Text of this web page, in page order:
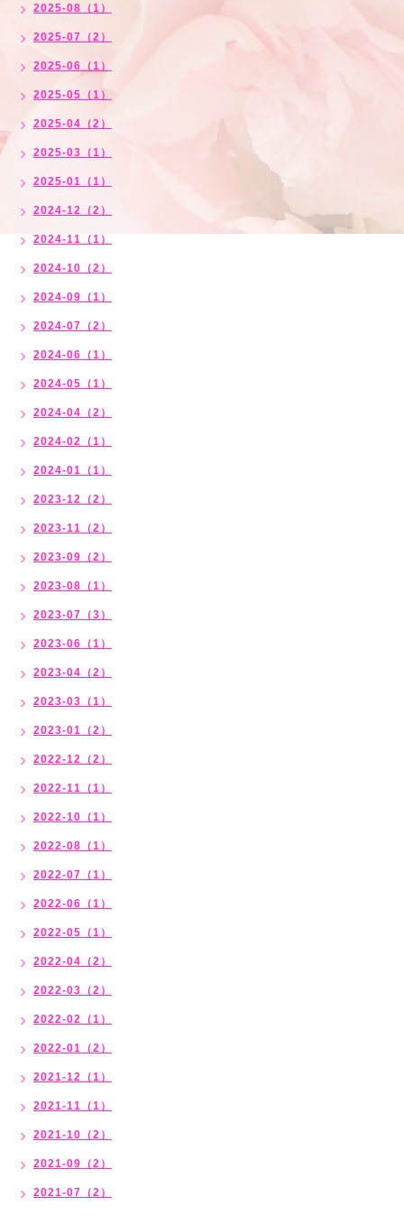
2025-08（1）
2025-07（2）
2025-06（1）
2025-05（1）
2025-04（2）
2025-03（1）
2025-01（1）
2024-12（2）
2024-11（1）
2024-10（2）
2024-09（1）
2024-07（2）
2024-06（1）
2024-05（1）
2024-04（2）
2024-02（1）
2024-01（1）
2023-12（2）
2023-11（2）
2023-09（2）
2023-08（1）
2023-07（3）
2023-06（1）
2023-04（2）
2023-03（1）
2023-01（2）
2022-12（2）
2022-11（1）
2022-10（1）
2022-08（1）
2022-07（1）
2022-06（1）
2022-05（1）
2022-04（2）
2022-03（2）
2022-02（1）
2022-01（2）
2021-12（1）
2021-11（1）
2021-10（2）
2021-09（2）
2021-07（2）